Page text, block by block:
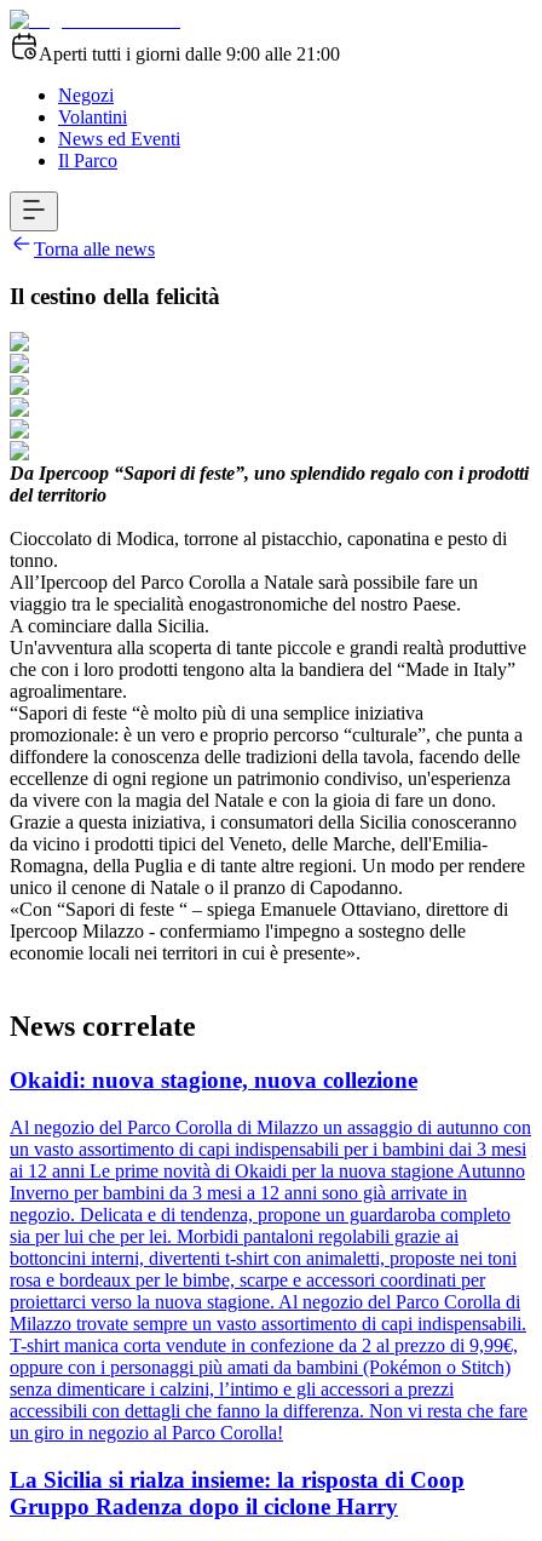
Aperti tutti i giorni dalle 9:00 alle 21:00
Negozi
Volantini
News ed Eventi
Il Parco
Torna alle news
Il cestino della felicità
Da Ipercoop “Sapori di feste”, uno splendido regalo con i prodotti
del territorio
Cioccolato di Modica, torrone al pistacchio, caponatina e pesto di
tonno.
All’Ipercoop del Parco Corolla a Natale sarà possibile fare un
viaggio tra le specialità enogastronomiche del nostro Paese.
A cominciare dalla Sicilia.
Un'avventura alla scoperta di tante piccole e grandi realtà produttive
che con i loro prodotti tengono alta la bandiera del “Made in Italy”
agroalimentare.
“Sapori di feste “è molto più di una semplice iniziativa
promozionale: è un vero e proprio percorso “culturale”, che punta a
diffondere la conoscenza delle tradizioni della tavola, facendo delle
eccellenze di ogni regione un patrimonio condiviso, un'esperienza
da vivere con la magia del Natale e con la gioia di fare un dono.
Grazie a questa iniziativa, i consumatori della Sicilia conosceranno
da vicino i prodotti tipici del Veneto, delle Marche, dell'Emilia-
Romagna, della Puglia e di tante altre regioni. Un modo per rendere
unico il cenone di Natale o il pranzo di Capodanno.
«Con “Sapori di feste “ – spiega Emanuele Ottaviano, direttore di
Ipercoop Milazzo - confermiamo l'impegno a sostegno delle
economie locali nei territori in cui è presente».
News correlate
Okaidi: nuova stagione, nuova collezione
Al negozio del Parco Corolla di Milazzo un assaggio di autunno con
un vasto assortimento di capi indispensabili per i bambini dai 3 mesi
ai 12 anni Le prime novità di Okaidi per la nuova stagione Autunno
Inverno per bambini da 3 mesi a 12 anni sono già arrivate in
negozio. Delicata e di tendenza, propone un guardaroba completo
sia per lui che per lei. Morbidi pantaloni regolabili grazie ai
bottoncini interni, divertenti t-shirt con animaletti, proposte nei toni
rosa e bordeaux per le bimbe, scarpe e accessori coordinati per
proiettarci verso la nuova stagione. Al negozio del Parco Corolla di
Milazzo trovate sempre un vasto assortimento di capi indispensabili.
T-shirt manica corta vendute in confezione da 2 al prezzo di 9,99€,
oppure con i personaggi più amati da bambini (Pokémon o Stitch)
senza dimenticare i calzini, l’intimo e gli accessori a prezzi
accessibili con dettagli che fanno la differenza. Non vi resta che fare
un giro in negozio al Parco Corolla!
La Sicilia si rialza insieme: la risposta di Coop
Gruppo Radenza dopo il ciclone Harry